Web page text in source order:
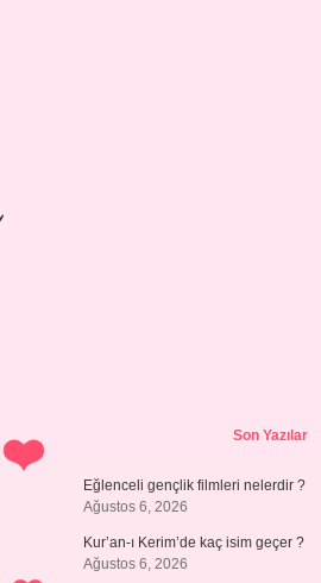
SidebarSon Yazılar
Eğlenceli gençlik filmleri nelerdir ?
Ağustos 6, 2026
Kur’an-ı Kerim’de kaç isim geçer ?
Ağustos 6, 2026